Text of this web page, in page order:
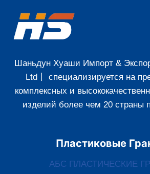
Шаньдун Хуаши Импорт &
Ltd丨 специализируется на
комплексных и
изделий более чем 20 страны
Пластиковые
АБС ПЛАСТИЧЕСКИЕ